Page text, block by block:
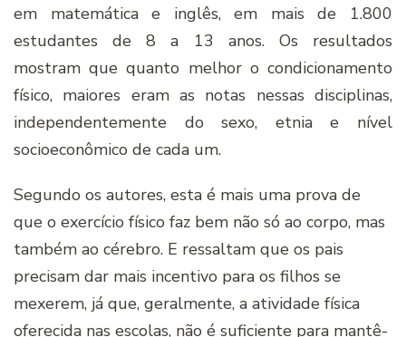
em matemática e inglês, em mais de 1.800
estudantes de 8 a 13 anos. Os resultados
mostram que quanto melhor o condicionamento
físico, maiores eram as notas nessas disciplinas,
independentemente do sexo, etnia e nível
socioeconômico de cada um.
Segundo os autores, esta é mais uma prova de
que o exercício físico faz bem não só ao corpo, mas
também ao cérebro. E ressaltam que os pais
precisam dar mais incentivo para os filhos se
mexerem, já que, geralmente, a atividade física
oferecida nas escolas, não é suficiente para mantê-